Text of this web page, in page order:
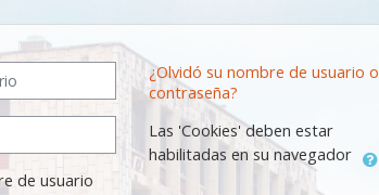
de usuario
¿Olvidó su nombre de usuario o
contraseña?
Las 'Cookies' deben estar
habilitadas en su navegador